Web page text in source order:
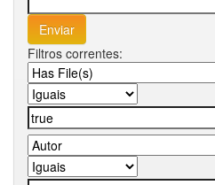
Filtros correntes: